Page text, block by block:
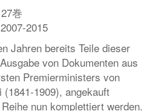
巻
2015
Jahren bereits Teile dieser
von Dokumenten aus
Premierministers von
1909), angekauft
nun komplettiert werden.